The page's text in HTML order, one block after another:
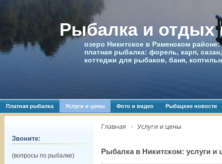
Рыбалка и отдых
озеро Никитское в Раменском
платная рыбалка: форель, карп,
коттеджи для рыбаков, баня,
Платная рыбалка Услуги и цены Фото и видео Рыбацкие новости
Звоните:
(вопросы по рыбалке)
Главная Услуги и цены
Рыбалка в Никитском: услуги и